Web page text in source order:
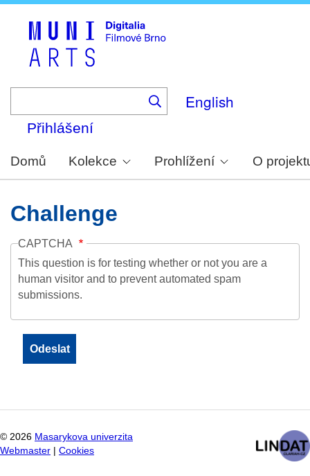
English
Přihlášení
Domů Kolekce Prohlížení O
Challenge
CAPTCHA
This question is for testing whether or not you are a
human visitor and to prevent automated spam
submissions.
© 2026 Masarykova univerzita
Webmaster
Cookies